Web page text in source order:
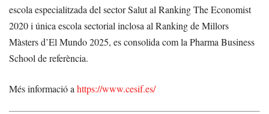
escola especialitzada del sector Salut al Ranking The Economist
2020 i única escola sectorial inclosa al Ranking de Millors
Màsters d’El Mundo 2025, es consolida com la Pharma Business
School de referència.
Més informació a https://www.cesif.es/